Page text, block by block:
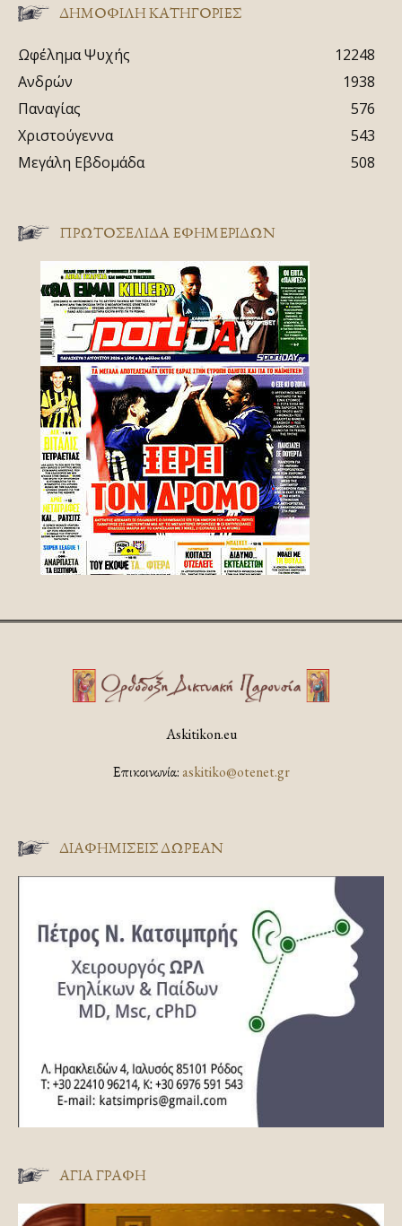
ΔΗΜΟΦΙΛΗ ΚΑΤΗΓΟΡΙΕΣ
Ωφέλημα Ψυχής
12248
Ανδρών
1938
Παναγίας
576
Χριστούγεννα
543
Μεγάλη Εβδομάδα
508
ΠΡΩΤΟΣΈΛΙΔΑ ΕΦΗΜΕΡΊΔΩΝ
Askitikon.eu
Επικοινωνία:askitiko@otenet.gr
ΔΙΑΦΗΜΊΣΕΙΣ ΔΩΡΕΆΝ
ΑΓΊΑ ΓΡΑΦΉ